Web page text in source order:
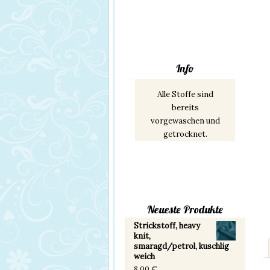
Info
Alle Stoffe sind
bereits
vorgewaschen und
getrocknet.
Neueste Produkte
Strickstoff, heavy
knit,
smaragd/petrol, kuschlig
weich